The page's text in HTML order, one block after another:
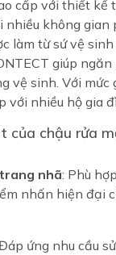
cấp với thiết kế
nhiều không gian
làm từ sứ vệ sinh
giúp ngăn
vệ sinh. Với mức
với nhiều hộ gia
của chậu rửa
nhã: Phù
nhấn hiện đại
ứng nhu cầu